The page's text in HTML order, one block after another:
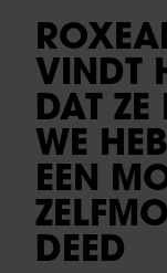
VINDT
DAT
WE
EEN
DEED